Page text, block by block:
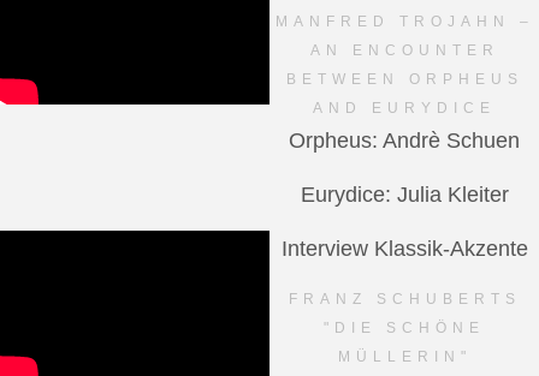
MANFRED TROJAHN –
AN ENCOUNTER
BETWEEN ORPHEUS
AND EURYDICE
Orpheus: Andrè Schuen
Eurydice: Julia Kleiter
Interview Klassik-Akzente
FRANZ SCHUBERTS
"DIE SCHÖNE
MÜLLERIN"